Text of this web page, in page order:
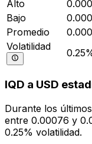
Alto
Bajo
Promedio
Volatilidad
IQD a USD
Durante los
entre 0.00076 y
0.25% volatilidad.